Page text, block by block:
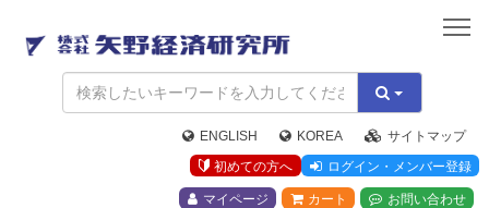
矢
野
経
済
研
究
所
ENGLISH KOREA
サイトマップ
初めての方へ
ログイン・メンバー登録
マイページ カート お問い合わせ